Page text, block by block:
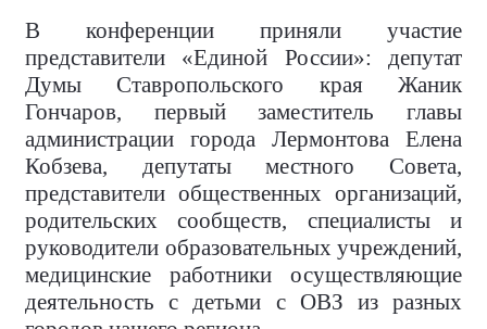
В конференции приняли участие
представители «Единой России»: депутат
Думы Ставропольского края Жаник
Гончаров, первый заместитель главы
администрации города Лермонтова Елена
Кобзева, депутаты местного Совета,
представители общественных организаций,
родительских сообществ, специалисты и
руководители образовательных учреждений,
медицинские работники осуществляющие
деятельность с детьми с ОВЗ из разных